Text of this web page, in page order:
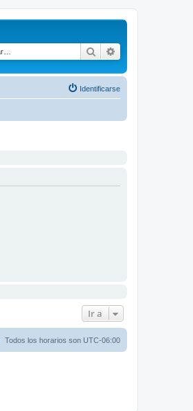
Buscar
Identificarse
Ir a
Todos los horarios son UTC-06:00